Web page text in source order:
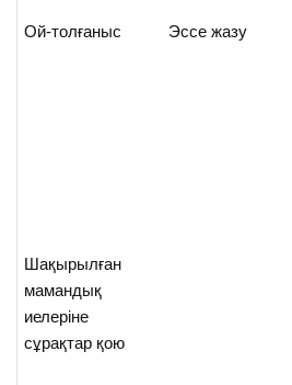
Ой-толғаныс
Шақырылған
мамандық
иелеріне
сұрақтар қою
Эссе жазу